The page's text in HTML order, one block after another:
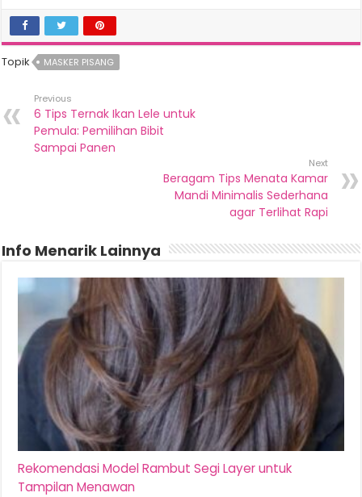
Topik MASKER PISANG
Previous
6 Tips Ternak Ikan Lele untuk
Pemula: Pemilihan Bibit
Sampai Panen
Next
Beragam Tips Menata Kamar
Mandi Minimalis Sederhana
agar Terlihat Rapi
Info Menarik Lainnya
Rekomendasi Model Rambut Segi Layer untuk
Tampilan Menawan